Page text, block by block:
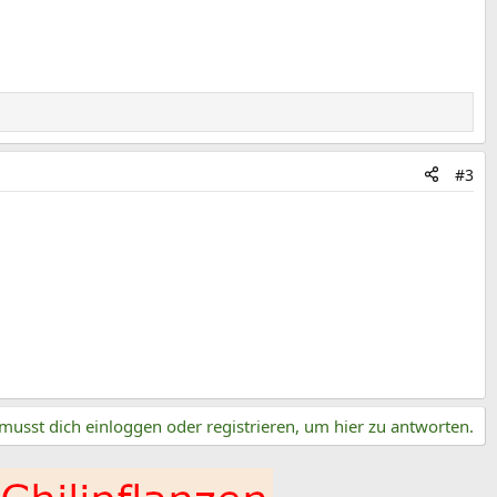
#3
dich einloggen oder registrieren, um hier zu antworten.